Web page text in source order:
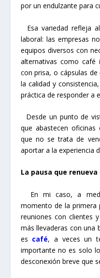
por un endulzante para
Esa variedad refleja
laboral: las empresas
equipos diversos con
alternativas como café
con prisa, o cápsulas
la calidad y
práctica de responder a
Desde un punto de
que abastecen oficinas
que no se trata de
aportar a la experiencia
La pausa que
En mi caso, a
momento de la primera
reuniones con clientes
más llevaderas con una
es café, a veces un
importante no es solo
desconexión breve que